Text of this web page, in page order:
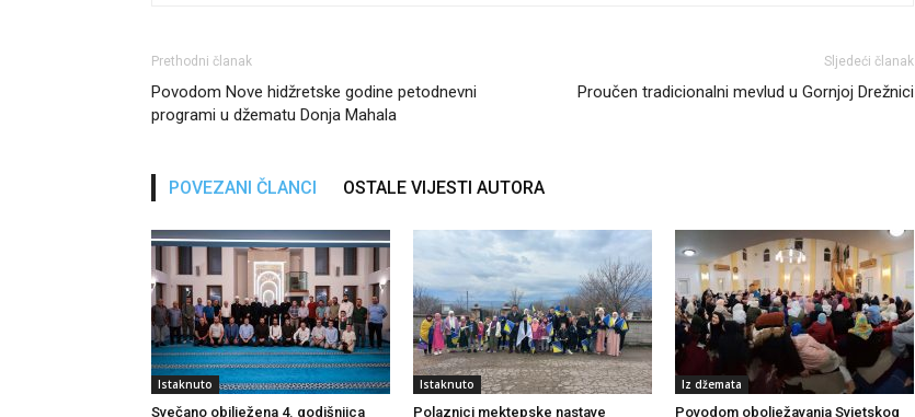
Prethodni članak
Povodom Nove hidžretske godine petodnevni
programi u džematu Donja Mahala
Sljedeći članak
Proučen tradicionalni mevlud u Gornjoj Drežnici
POVEZANI ČLANCI OSTALE VIJESTI AUTORA
Istaknuto
Svečano obilježena 4. godišnjica
Istaknuto
Polaznici mektepske nastave
Iz džemata
Povodom obolježavanja Svjetskog